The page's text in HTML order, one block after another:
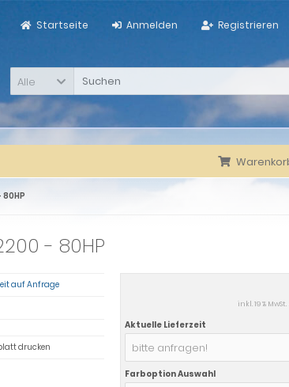
Registrieren
Anmelden
Startseite
Alle
80HP
- 80HP
inkl. 19 %
Aktuelle Lieferzeit
bitte anfragen!
Farboption Auswahl
auf Anfrage
drucken